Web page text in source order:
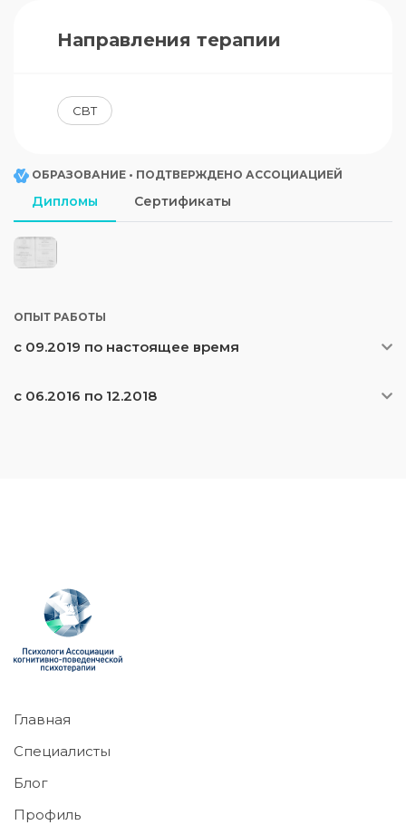
Направления терапии
CBT
ОБРАЗОВАНИЕ • ПОДТВЕРЖДЕНО АССОЦИАЦИЕЙ
Дипломы Сертификаты
ОПЫТ РАБОТЫ
с 09.2019 по настоящее время
с 06.2016 по 12.2018
Главная
Специалисты
Блог
Профиль